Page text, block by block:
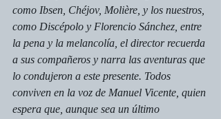
como Ibsen, Chéjov, Molière, y los nuestros,
como Discépolo y Florencio Sánchez, entre
la pena y la melancolía, el director recuerda
a sus compañeros y narra las aventuras que
lo condujeron a este presente. Todos
conviven en la voz de Manuel Vicente, quien
espera que, aunque sea un último